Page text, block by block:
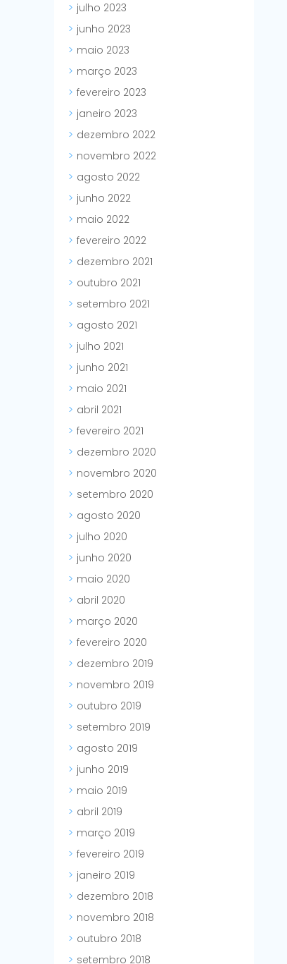
julho 2023
junho 2023
maio 2023
março 2023
fevereiro 2023
janeiro 2023
dezembro 2022
novembro 2022
agosto 2022
junho 2022
maio 2022
fevereiro 2022
dezembro 2021
outubro 2021
setembro 2021
agosto 2021
julho 2021
junho 2021
maio 2021
abril 2021
fevereiro 2021
dezembro 2020
novembro 2020
setembro 2020
agosto 2020
julho 2020
junho 2020
maio 2020
abril 2020
março 2020
fevereiro 2020
dezembro 2019
novembro 2019
outubro 2019
setembro 2019
agosto 2019
junho 2019
maio 2019
abril 2019
março 2019
fevereiro 2019
janeiro 2019
dezembro 2018
novembro 2018
outubro 2018
setembro 2018